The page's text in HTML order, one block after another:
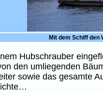
Mit dem Schiff den
Hubschrauber
den umliegenden
sowie das gesamte